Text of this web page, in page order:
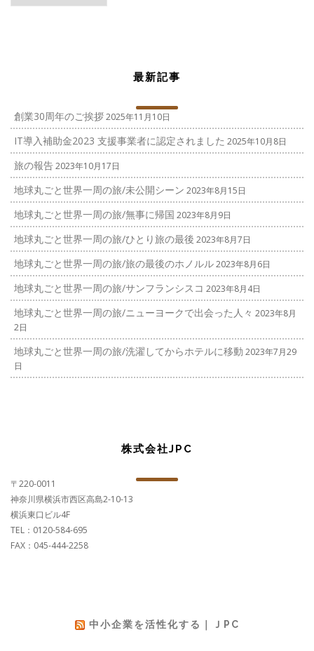
最新記事
創業30周年のご挨拶2025年11月10日
IT導入補助金2023 支援事業者に認定されました 2025年10月8日
旅の報告2023年10月17日
地球丸ごと世界一周の旅/未公開シーン 2023年8月15日
地球丸ごと世界一周の旅/無事に帰国 2023年8月9日
地球丸ごと世界一周の旅/ひとり旅の最後 2023年8月7日
地球丸ごと世界一周の旅/旅の最後のホノルル2023年8月6日
地球丸ごと世界一周の旅/サンフランシスコ 2023年8月4日
地球丸ごと世界一周の旅/ニューヨークで出会った人々 2023年8月
2日
地球丸ごと世界一周の旅/洗濯してからホテルに移動 2023年7月29
日
株式会社JPC
〒220-0011
神奈川県横浜市西区高島2-10-13
横浜東口ビル4F
TEL：0120-584-695
FAX：045-444-2258
中小企業を活性化する｜ＪPC